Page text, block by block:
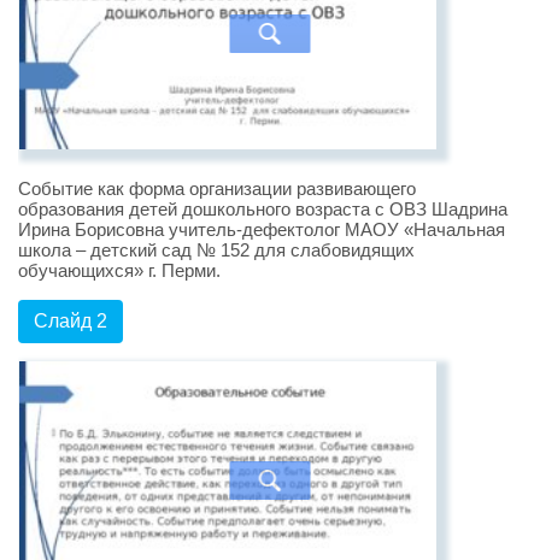
Событие как форма организации развивающего
образования детей дошкольного возраста с ОВЗ Шадрина
Ирина Борисовна учитель-дефектолог МАОУ «Начальная
школа – детский сад № 152 для слабовидящих
обучающихся» г. Перми.
Слайд 2